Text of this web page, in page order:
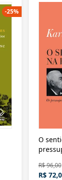
-25%
O
R$ 96,00
R$